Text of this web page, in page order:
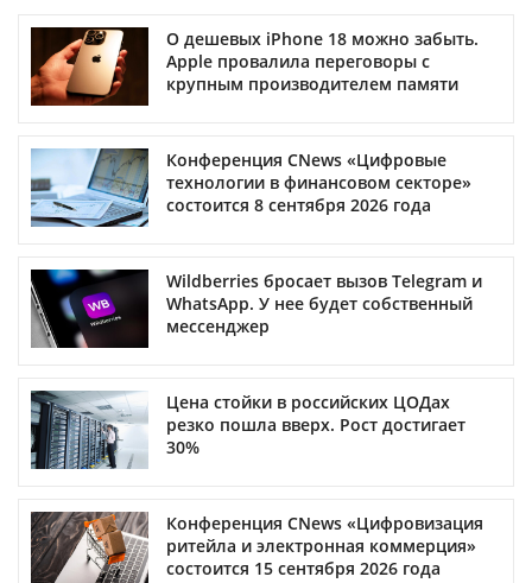
О дешевых iPhone 18 можно забыть.
Apple провалила переговоры с
крупным производителем памяти
Конференция CNews «Цифровые
технологии в финансовом секторе»
состоится 8 сентября 2026 года
Wildberries бросает вызов Telegram и
WhatsApp. У нее будет собственный
мессенджер
Цена стойки в российских ЦОДах
резко пошла вверх. Рост достигает
30%
Конференция CNews «Цифровизация
ритейла и электронная коммерция»
состоится 15 сентября 2026 года